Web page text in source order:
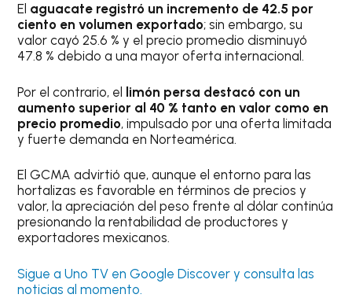
El aguacate registró un incremento de 42.5 por
ciento en volumen exportado; sin embargo, su
valor cayó 25.6 % y el precio promedio disminuyó
47.8 % debido a una mayor oferta internacional.
Por el contrario, el limón persa destacó con un
aumento superior al 40 % tanto en valor como en
precio promedio, impulsado por una oferta limitada
y fuerte demanda en Norteamérica.
El GCMA advirtió que, aunque el entorno para las
hortalizas es favorable en términos de precios y
valor, la apreciación del peso frente al dólar continúa
presionando la rentabilidad de productores y
exportadores mexicanos.
Sigue a Uno TV en Google Discover y consulta las
noticias al momento.